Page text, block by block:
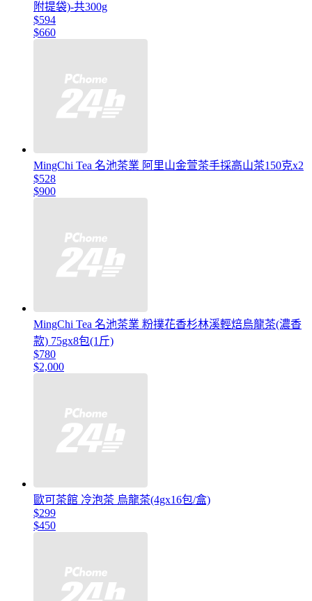
附提袋)-共300g
$594
$660
MingChi Tea 名池茶業 阿里山金萱茶手採高山茶150克x2
$528
$900
MingChi Tea 名池茶業 粉撲花香杉林溪輕焙烏龍茶(濃香
款) 75gx8包(1斤)
$780
$2,000
歐可茶館 冷泡茶 烏龍茶(4gx16包/盒)
$299
$450